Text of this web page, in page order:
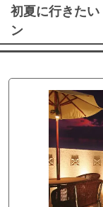
初夏に行きた
ン